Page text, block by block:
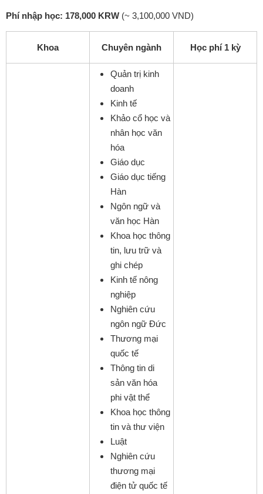
Phí nhập học: 178,000 KRW (~ 3,100,000 VND)
Khoa Chuyên ngành Học phí 1 kỳ
Quản trị kinh
doanh
Kinh tế
Khảo cổ học và
nhân học văn
hóa
Giáo dục
Giáo dục tiếng
Hàn
Ngôn ngữ và
văn học Hàn
Khoa học thông
tin, lưu trữ và
ghi chép
Kinh tế nông
nghiệp
Nghiên cứu
ngôn ngữ Đức
Thương mại
quốc tế
Thông tin di
sản văn hóa
phi vật thể
Khoa học thông
tin và thư viện
Luật
Nghiên cứu
thương mại
điện tử quốc tế